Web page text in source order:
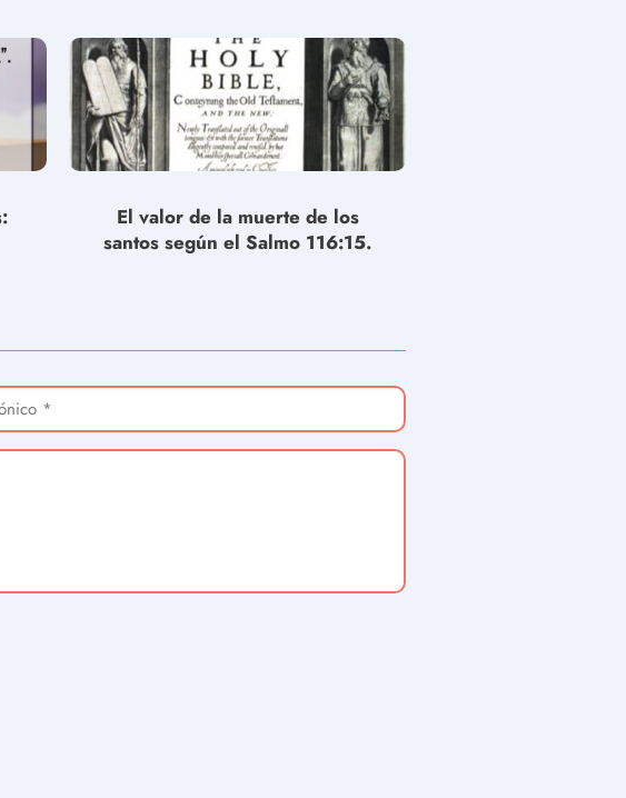
El valor de la muerte de los
santos según el Salmo 116:15.